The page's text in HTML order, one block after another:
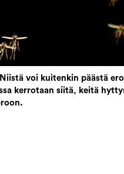
voi kuitenkin päästä
kerrotaan siitä, keitä